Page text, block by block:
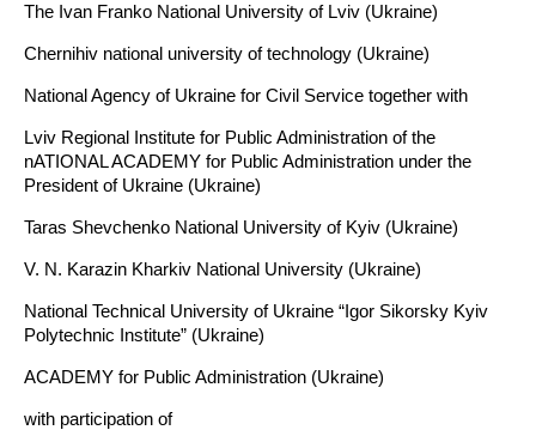
The Ivan Franko National University of Lviv (Ukraine)
Chernihiv national university of technology (Ukraine)
National Agency of Ukraine for Civil Service together with
Lviv Regional Institute for Public Administration of the
nATIONAL ACADEMY for Public Administration under the
President of Ukraine (Ukraine)
Taras Shevchenko National University of Kyiv (Ukraine)
V. N. Karazin Kharkiv National University (Ukraine)
National Technical University of Ukraine “Igor Sikorsky Kyiv
Polytechnic Institute” (Ukraine)
ACADEMY for Public Administration (Ukraine)
with participation of